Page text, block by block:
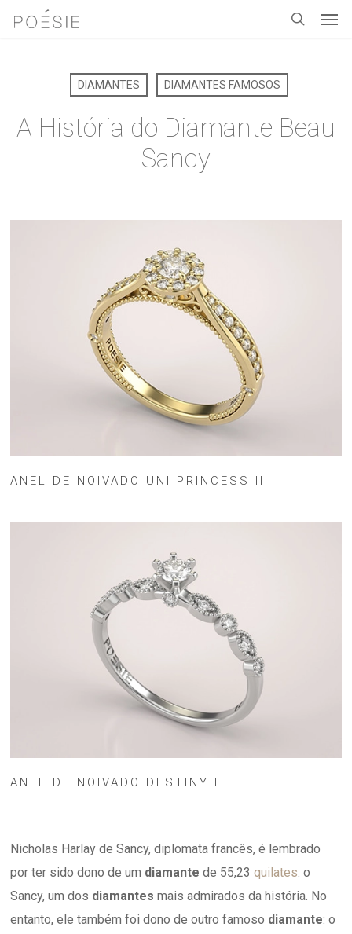
DIAMANTES DIAMANTES FAMOSOS
A História do Diamante Beau
Sancy
ANEL DE NOIVADO UNI PRINCESS II
ANEL DE NOIVADO DESTINY I
Nicholas Harlay de Sancy, diplomata francês, é lembrado
por ter sido dono de um diamante de 55,23quilates: o
Sancy, um dos diamantes mais admirados da história. No
entanto, ele também foi dono de outro famoso diamante: o